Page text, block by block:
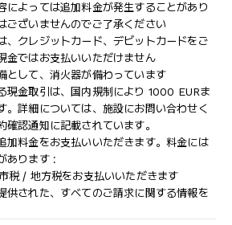
によっては追加料金が発生することがあり
ございませんのでご了承ください
、クレジットカード、デビットカードをご
金ではお支払いいただけません
として、消火器が備わっています
現金取引は、国内規制により 1000 EURま
。詳細については、施設にお問い合わせく
確認通知に記載されています。
加料金をお支払いいただきます。料金には
あります :
税 / 地方税をお支払いいただきます
供された、すべてのご請求に関する情報を